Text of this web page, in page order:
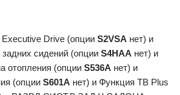
Drive (опции S2VSA нет) и
сидений (опции S4HAA нет) и
отопления (опции S536A нет) и
(опции S601A нет) и Функция ТВ Plus